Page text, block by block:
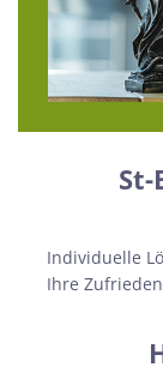
St-
Individuelle
Ihre